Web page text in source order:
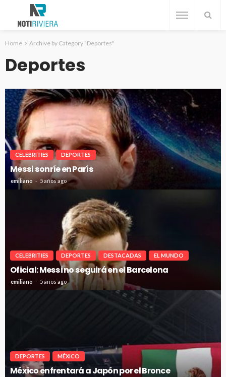
Home Archive by Category "Deportes"
Deportes
CELEBRITIES DEPORTES
Messi sonríe en París
emiliano 5 años ago
CELEBRITIES DEPORTES DESTACADAS EL MUNDO
Oficial: Messi no seguirá en el Barcelona
emiliano 5 años ago
DEPORTES MÉXICO
México enfrentará a Japón por el Bronce